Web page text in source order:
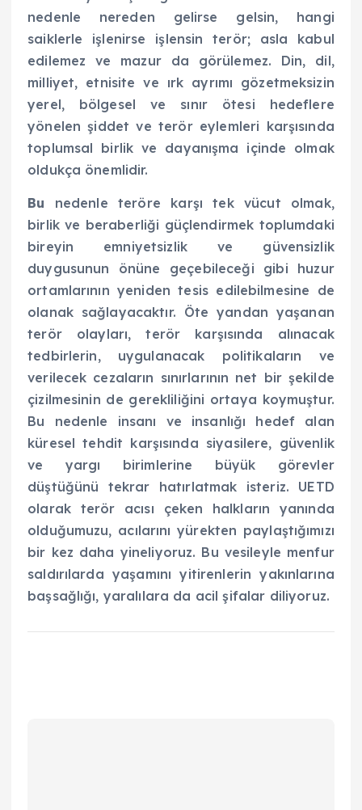
nedenle nereden gelirse gelsin, hangi
saiklerle işlenirse işlensin terör; asla kabul
edilemez ve mazur da görülemez. Din, dil,
milliyet, etnisite ve ırk ayrımı gözetmeksizin
yerel, bölgesel ve sınır ötesi hedeflere
yönelen şiddet ve terör eylemleri karşısında
toplumsal birlik ve dayanışma içinde olmak
oldukça önemlidir.
Bu nedenle teröre karşı tek vücut olmak,
birlik ve beraberliği güçlendirmek toplumdaki
bireyin emniyetsizlik ve güvensizlik
duygusunun önüne geçebileceği gibi huzur
ortamlarının yeniden tesis edilebilmesine de
olanak sağlayacaktır. Öte yandan yaşanan
terör olayları, terör karşısında alınacak
tedbirlerin, uygulanacak politikaların ve
verilecek cezaların sınırlarının net bir şekilde
çizilmesinin de gerekliliğini ortaya koymuştur.
Bu nedenle insanı ve insanlığı hedef alan
küresel tehdit karşısında siyasilere, güvenlik
ve yargı birimlerine büyük görevler
düştüğünü tekrar hatırlatmak isteriz. UETD
olarak terör acısı çeken halkların yanında
olduğumuzu, acılarını yürekten paylaştığımızı
bir kez daha yineliyoruz. Bu vesileyle menfur
saldırılarda yaşamını yitirenlerin yakınlarına
başsağlığı, yaralılara da acil şifalar diliyoruz.